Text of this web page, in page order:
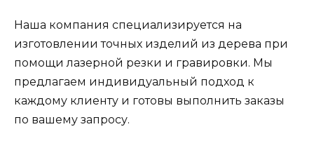
Наша компания специализируется на
изготовлении точных изделий из дерева при
помощи лазерной резки и гравировки. Мы
предлагаем индивидуальный подход к
каждому клиенту и готовы выполнить заказы
по вашему запросу.